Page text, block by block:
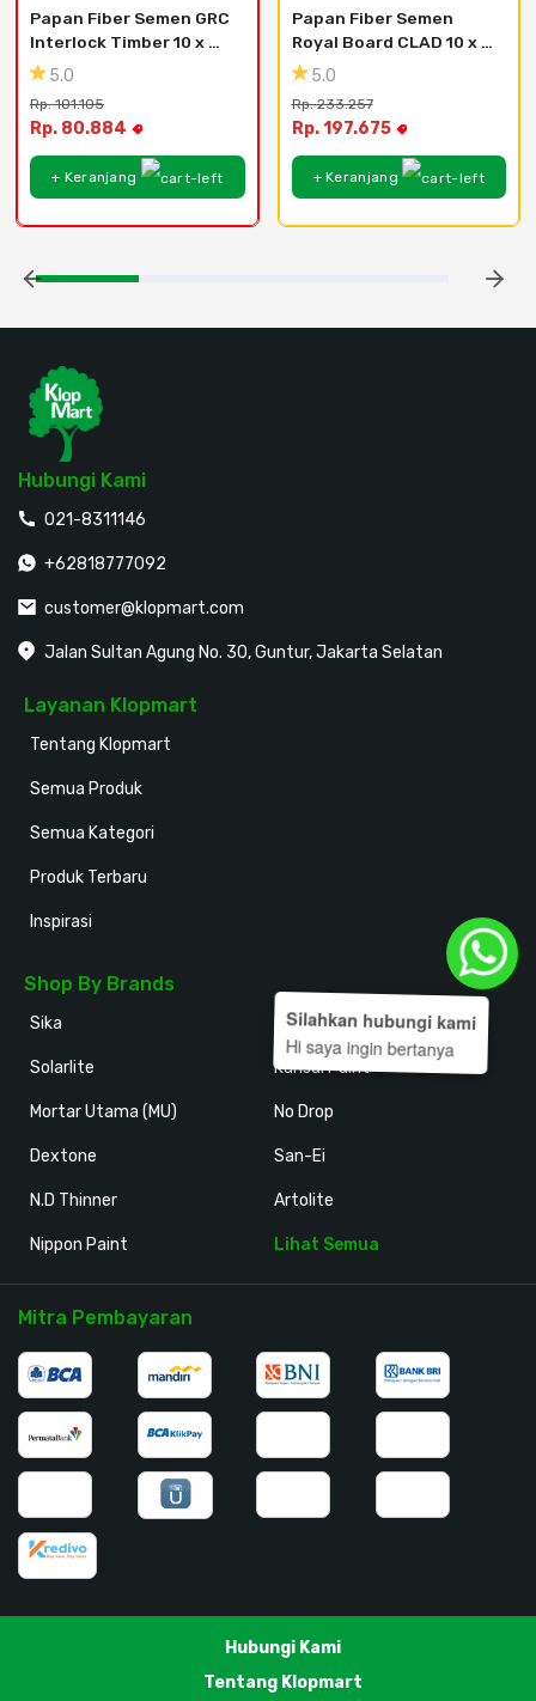
Papan Fiber Semen GRC
Interlock Timber 10 x
150 x 3000mm
5.0
Rp. 101.105
Rp. 80.884
+ Keranjang
Papan Fiber Semen
Royal Board CLAD 10 x
1200 x 2400 mm
5.0
Rp. 233.257
Rp. 197.675
+ Keranjang
Hubungi Kami
021-8311146
+62818777092
customer@klopmart.com
Jalan Sultan Agung No. 30, Guntur, Jakarta Selatan
Layanan Klopmart
Tentang Klopmart
Semua Produk
Semua Kategori
Produk Terbaru
Inspirasi
Shop By Brands
Sika
Solarlite
Mortar Utama (MU)
Dextone
N.D Thinner
Nippon Paint
Holodeck
Kansai Paint
No Drop
San-Ei
Artolite
Lihat Semua
Mitra Pembayaran
Hubungi Kami
Tentang Klopmart
Silahkan hubungi kami
Hi saya ingin bertanya